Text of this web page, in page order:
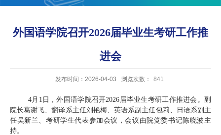
外国语学院召开2026届毕业生考研工作推
进会
发布时间：2026-04-03 浏览次数： 841
4月1日，外国语学院召开2026届毕业生考研工作推进会。副
院长葛谢飞、翻译系主任刘艳梅、英语系副主任包莉、日语系副主
任吴新兰、考研学生代表参加会议，会议由院党委书记陈晓波主
持。